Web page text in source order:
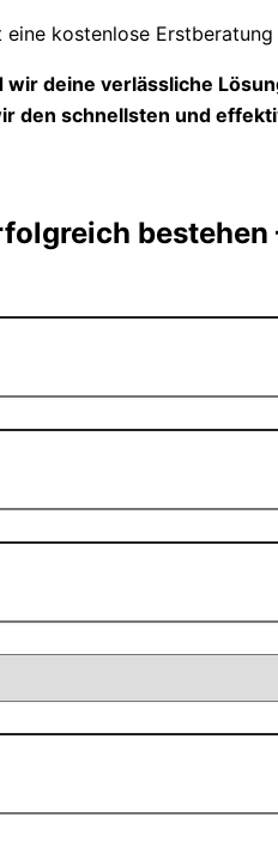
eine kostenlose Erstberatung
deine verlässliche
den schnellsten und